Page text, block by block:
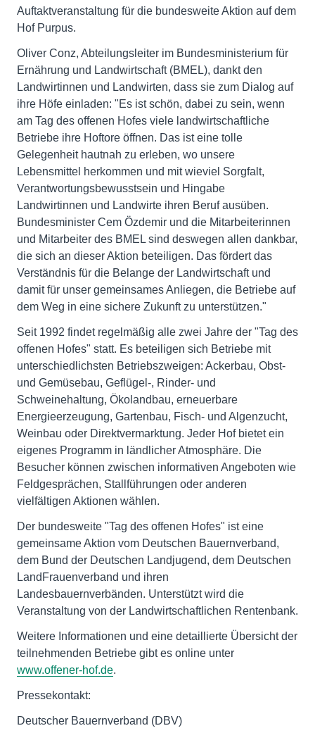
Auftaktveranstaltung für die bundesweite Aktion auf dem
Hof Purpus.
Oliver Conz, Abteilungsleiter im Bundesministerium für
Ernährung und Landwirtschaft (BMEL), dankt den
Landwirtinnen und Landwirten, dass sie zum Dialog auf
ihre Höfe einladen: "Es ist schön, dabei zu sein, wenn
am Tag des offenen Hofes viele landwirtschaftliche
Betriebe ihre Hoftore öffnen. Das ist eine tolle
Gelegenheit hautnah zu erleben, wo unsere
Lebensmittel herkommen und mit wieviel Sorgfalt,
Verantwortungsbewusstsein und Hingabe
Landwirtinnen und Landwirte ihren Beruf ausüben.
Bundesminister Cem Özdemir und die Mitarbeiterinnen
und Mitarbeiter des BMEL sind deswegen allen dankbar,
die sich an dieser Aktion beteiligen. Das fördert das
Verständnis für die Belange der Landwirtschaft und
damit für unser gemeinsames Anliegen, die Betriebe auf
dem Weg in eine sichere Zukunft zu unterstützen."
Seit 1992 findet regelmäßig alle zwei Jahre der "Tag des
offenen Hofes" statt. Es beteiligen sich Betriebe mit
unterschiedlichsten Betriebszweigen: Ackerbau, Obst-
und Gemüsebau, Geflügel-, Rinder- und
Schweinehaltung, Ökolandbau, erneuerbare
Energieerzeugung, Gartenbau, Fisch- und Algenzucht,
Weinbau oder Direktvermarktung. Jeder Hof bietet ein
eigenes Programm in ländlicher Atmosphäre. Die
Besucher können zwischen informativen Angeboten wie
Feldgesprächen, Stallführungen oder anderen
vielfältigen Aktionen wählen.
Der bundesweite "Tag des offenen Hofes" ist eine
gemeinsame Aktion vom Deutschen Bauernverband,
dem Bund der Deutschen Landjugend, dem Deutschen
LandFrauenverband und ihren
Landesbauernverbänden. Unterstützt wird die
Veranstaltung von der Landwirtschaftlichen Rentenbank.
Weitere Informationen und eine detaillierte Übersicht der
teilnehmenden Betriebe gibt es online unter
www.offener-hof.de.
Pressekontakt:
Deutscher Bauernverband (DBV)